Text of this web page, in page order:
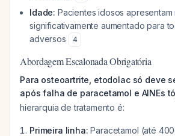
Idade: Pacientes idosos apresentam
significativamente aumentado para
adversos
4
Abordagem Escalonada Obrigatória
Para osteoartrite, etodolac só deve
após falha de paracetamol e AINEs
hierarquia de tratamento é:
Primeira linha: Paracetamol (até